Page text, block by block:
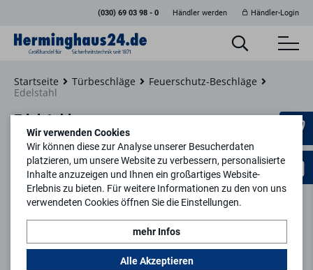
(030) 69 03 98 - 0 Händler werden Händler-Login
Startseite Türbeschläge
Feuerschutz-Beschläge
Edelstahl
Edelstahl
Filtern
1 2 keyboard_arrow_right
Wir verwenden Cookies
Wir können diese zur Analyse unserer Besucherdaten
platzieren, um unsere Website zu verbessern, personalisierte
Inhalte anzuzeigen und Ihnen ein großartiges Website-
Erlebnis zu bieten. Für weitere Informationen zu den von uns
verwendeten Cookies öffnen Sie die Einstellungen.
mehr Infos
Alle Akzeptieren